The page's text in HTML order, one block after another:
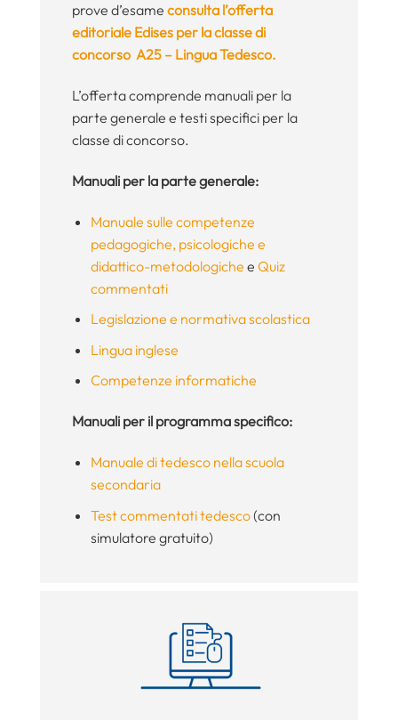
prove d’esame consulta l’offerta
editoriale Edises per la classe di
concorso A25 – Lingua Tedesco.
L’offerta comprende manuali per la
parte generale e testi specifici per la
classe di concorso.
Manuali per la parte generale:
Manuale sulle competenze
pedagogiche, psicologiche e
didattico-metodologiche e Quiz
commentati
Legislazione e normativa scolastica
Lingua inglese
Competenze informatiche
Manuali per il programma specifico:
Manuale di tedesco nella scuola
secondaria
Test commentati tedesco(con
simulatore gratuito)